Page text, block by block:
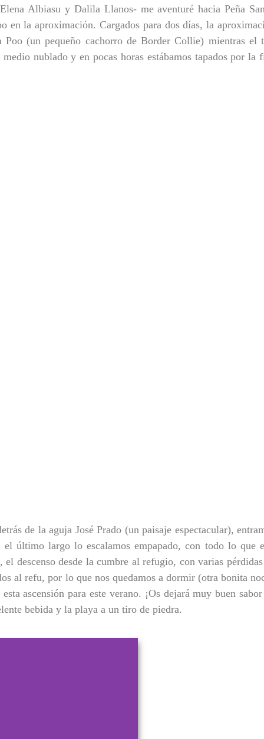
Albiasu y Dalila Llanos- me aventuré hacia Peña
en la aproximación. Cargados para dos días, la
(un pequeño cachorro de Border Collie) mientras el
nublado y en pocas horas estábamos tapados por la
de la aguja José Prado (un paisaje espectacular),
último largo lo escalamos empapado, con todo lo que
descenso desde la cumbre al refugio, con varias
al refu, por lo que nos quedamos a dormir (otra bonita
ascensión para este verano. ¡Os dejará muy buen
bebida y la playa a un tiro de piedra.